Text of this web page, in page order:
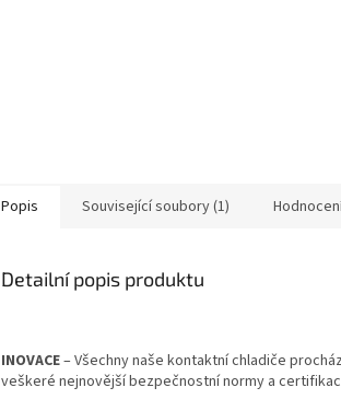
Popis Související soubory (1)
Detailní popis produktu
INOVACE– Všechny naše kontaktní chladiče
veškeré nejnovější bezpečnostní normy a